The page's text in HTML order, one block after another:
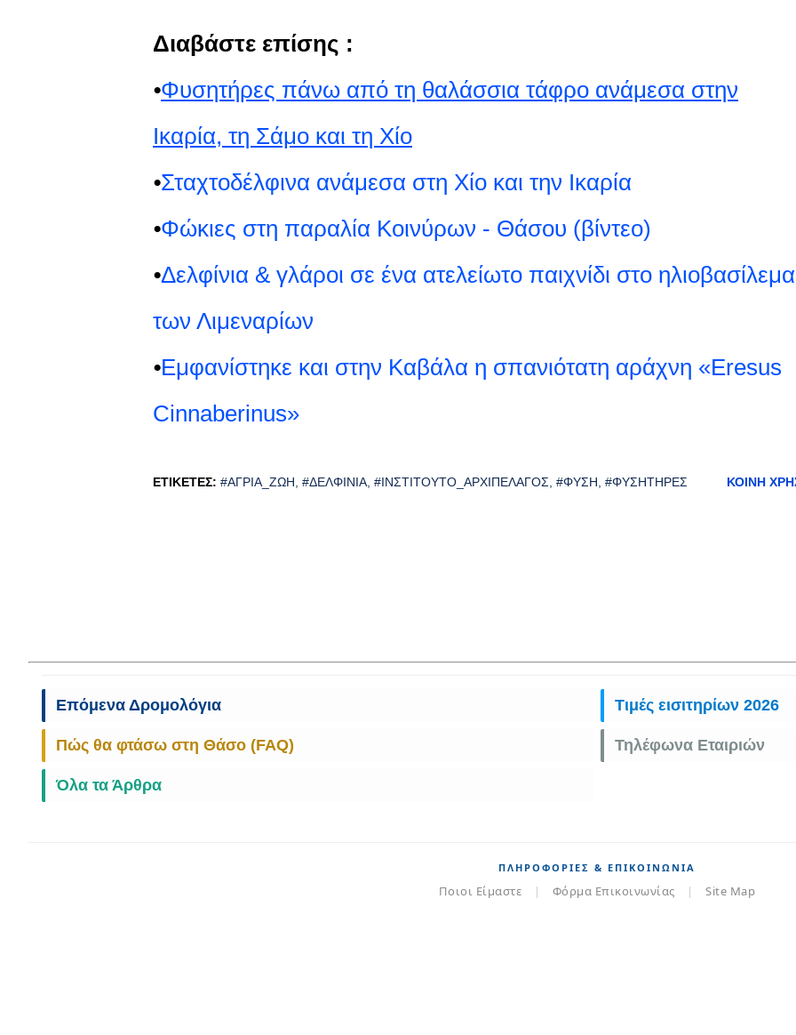
Διαβάστε επίσης :
⦁Φυσητήρες πάνω από τη θαλάσσια τάφρο ανάμεσα στην
Ικαρία, τη Σάμο και τη Χίο
⦁Σταχτοδέλφινα ανάμεσα στη Χίο και την Ικαρία
⦁Φώκιες στη παραλία Κοινύρων - Θάσου (βίντεο)
⦁Δελφίνια & γλάροι σε ένα ατελείωτο παιχνίδι στο ηλιοβασίλεμα
των Λιμεναρίων
⦁Εμφανίστηκε και στην Καβάλα η σπανιότατη αράχνη «Eresus
Cinnaberinus»
ΕΤΙΚΈΤΕΣ: #ΆΓΡΙΑ_ΖΩΉ #ΔΕΛΦΊΝΙΑ #ΙΝΣΤΙΤΟΎΤΟ_ΑΡΧΙΠΈΛΑΓΟΣ #ΦΎΣΗ #ΦΥΣΗΤΉΡΕΣ ΚΟΙΝΉ
Επόμενα Δρομολόγια Τιμές εισιτηρίων 2026
Πώς θα φτάσω στη Θάσο (FAQ) Τηλέφωνα Εταιριών
Όλα τα Άρθρα
ΠΛΗΡΟΦΟΡΊΕΣ & ΕΠΙΚΟΙΝΩΝΊΑ
Ποιοι Είμαστε | Φόρμα Επικοινωνίας | Site Map